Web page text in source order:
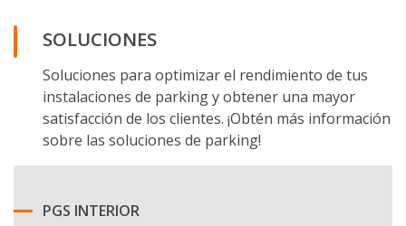
SOLUCIONES
Soluciones para optimizar el rendimiento de tus
instalaciones de parking y obtener una mayor
satisfacción de los clientes. ¡Obtén más información
sobre las soluciones de parking!
PGS INTERIOR